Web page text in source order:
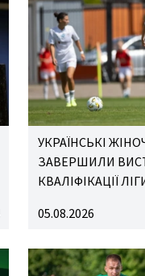
УКРАЇНСЬКІ
ЗАВЕРШИЛИ
КВАЛІФІКАЦІЇ
05.08.2026